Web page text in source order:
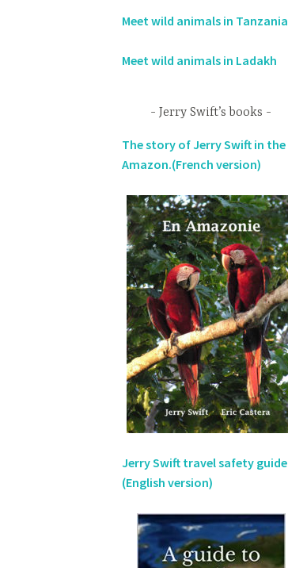
Meet wild animals in Tanzania
Meet wild animals in Ladakh
Jerry Swift’s books
The story of Jerry Swift in the
Amazon.(French version)
Jerry Swift travel safety guide
(English version)